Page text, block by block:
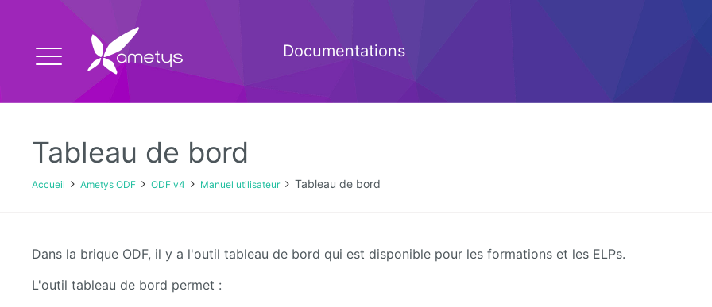
Documentations
Tableau de bord
Accueil Ametys ODF ODF v4 Manuel utilisateur Tableau de bord
Dans la brique ODF, il y a l'outil tableau de bord qui est disponible pour les formations et les ELPs.
L'outil tableau de bord permet :